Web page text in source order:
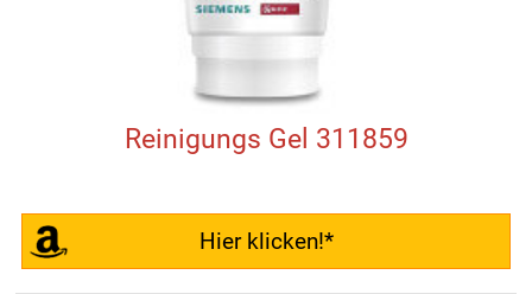
Reinigungs Gel 311859
Hier klicken!*